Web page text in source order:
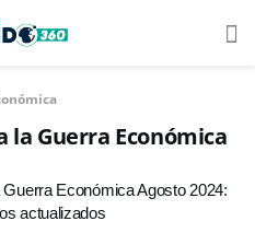
la Guerra Económica
Guerra Económica Agosto 2024:
actualizados